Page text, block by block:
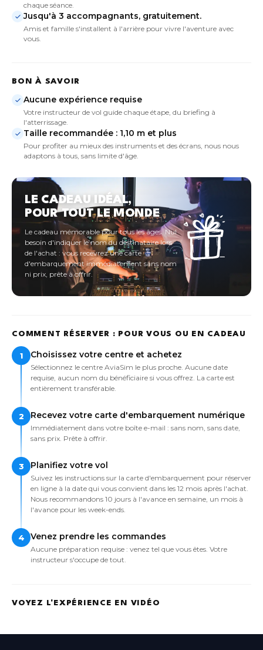
chaque séance.
Jusqu'à 3 accompagnants, gratuitement.
Amis et famille s'installent à l'arrière pour vivre l'aventure avec
vous.
BON À SAVOIR
Aucune expérience requise
Votre instructeur de vol guide chaque étape, du briefing à
l'atterrissage.
Taille recommandée : 1,10 m et plus
Pour profiter au mieux des instruments et des écrans, nous nous
adaptons à tous, sans limite d'âge.
LE CADEAU IDÉAL,
POUR TOUT LE MONDE
Le cadeau mémorable pour tous les âges. Nul
besoin d'indiquer le nom du destinataire lors
de l'achat : vous recevrez une carte
d'embarquement immédiatement sans nom
ni prix, prête à offrir.
COMMENT RÉSERVER : POUR VOUS OU EN CADEAU
1 Choisissez votre centre et achetez
Sélectionnez le centre AviaSim le plus proche. Aucune date
requise, aucun nom du bénéficiaire si vous offrez. La carte est
entièrement transférable.
2 Recevez votre carte d'embarquement numérique
Immédiatement dans votre boîte e-mail : sans nom, sans date,
sans prix. Prête à offrir.
3 Planifiez votre vol
Suivez les instructions sur la carte d'embarquement pour réserver
en ligne à la date qui vous convient dans les 12 mois après l'achat.
Nous recommandons 10 jours à l'avance en semaine, un mois à
l'avance pour les week-ends.
4 Venez prendre les commandes
Aucune préparation requise : venez tel que vous êtes. Votre
instructeur s'occupe de tout.
VOYEZ L'EXPÉRIENCE EN VIDÉO